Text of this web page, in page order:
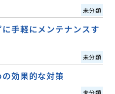
未分類
手軽にメンテナンスす
未分類
効果的な対策